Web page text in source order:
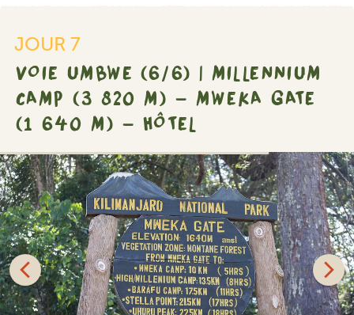
JOUR 7
VOIE UMBWE (6/6) | MILLENNIUM
CAMP (3 820 M) - MWEKA GATE
(1 640 M) - HÔTEL
SILVER